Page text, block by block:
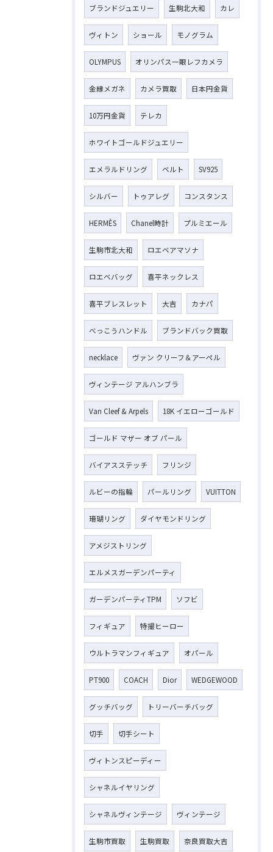
ブランドジュエリー 生駒北大和 カレ
ヴィトン ショール モノグラム
OLYMPUS オリンパス一眼レフカメラ
金縁メガネ カメラ買取 日本円金貨
10万円金貨 テレカ
ホワイトゴールドジュエリー
エメラルドリング ベルト SV925
シルバー トゥアレグ コンスタンス
HERMÈS Chanel時計 プルミエール
生駒市北大和 ロエベアマソナ
ロエベバッグ 喜平ネックレス
喜平ブレスレット 大吉 カナパ
べっこうハンドル ブランドバック買取
necklace ヴァン クリーフ＆アーペル
ヴィンテージ アルハンブラ
Van Cleef & Arpels 18K イエローゴールド
ゴールド マザー オブ パール
バイアスステッチ フリンジ
ルビーの指輪 パールリング VUITTON
珊瑚リング ダイヤモンドリング
アメジストリング
エルメスガーデンパーティ
ガーデンパーティTPM ソフビ
フィギュア 特撮ヒーロー
ウルトラマンフィギュア オパール
PT900 COACH Dior WEDGEWOOD
グッチバッグ トリーバーチバッグ
切手 切手シート
ヴィトンスピーディー
シャネルイヤリング
シャネルヴィンテージ ヴィンテージ
生駒市買取 生駒買取 奈良買取大吉
お気軽にお問い合わせください